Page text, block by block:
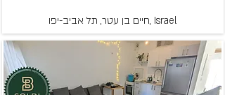
חיים בן עטר, תל אביב-יפו, Israel